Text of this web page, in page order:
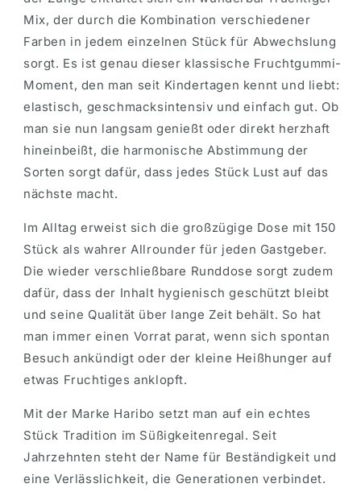
Mix, der durch die Kombination verschiedener
Farben in jedem einzelnen Stück für Abwechslung
sorgt. Es ist genau dieser klassische Fruchtgummi-
Moment, den man seit Kindertagen kennt und liebt:
elastisch, geschmacksintensiv und einfach gut. Ob
man sie nun langsam genießt oder direkt herzhaft
hineinbeißt, die harmonische Abstimmung der
Sorten sorgt dafür, dass jedes Stück Lust auf das
nächste macht.
Im Alltag erweist sich die großzügige Dose mit 150
Stück als wahrer Allrounder für jeden Gastgeber.
Die wieder verschließbare Runddose sorgt zudem
dafür, dass der Inhalt hygienisch geschützt bleibt
und seine Qualität über lange Zeit behält. So hat
man immer einen Vorrat parat, wenn sich spontan
Besuch ankündigt oder der kleine Heißhunger auf
etwas Fruchtiges anklopft.
Mit der Marke Haribo setzt man auf ein echtes
Stück Tradition im Süßigkeitenregal. Seit
Jahrzehnten steht der Name für Beständigkeit und
eine Verlässlichkeit, die Generationen verbindet.